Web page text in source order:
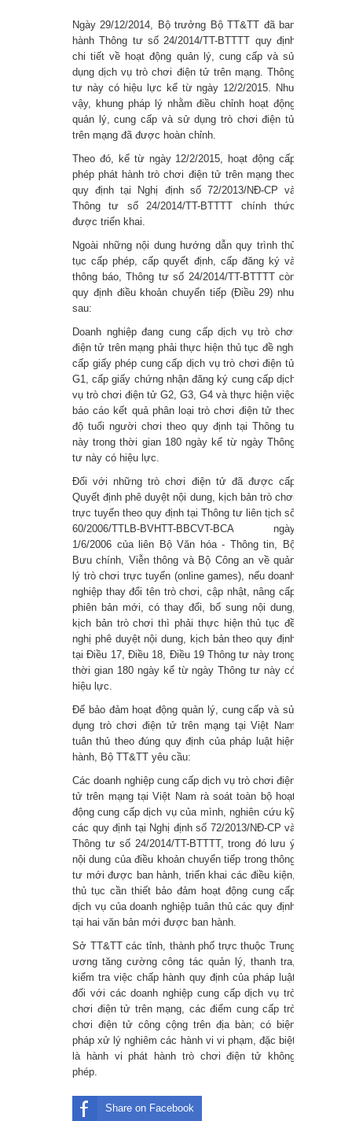
5 cách sửa lỗi màn hình máy tính
Windows không tắt sau thời gian đã
đặt
authentication error has occurred
khi dùng Remote Desktop
Vì sao phải lấy laptop ra khỏi túi khi
soi chiếu an ninh?
quốc gia tổ chức Đại hội: Chung tay
làm sạch môi trường mạng
AI ‘vượt mặt’ con người trong cuộc
đua lái máy bay tốc độ cao
Poe: Dùng thử Chatbot AI của Quora
Ransomware BlackCat là gì? Cách
ngăn chặn ra sao?
Ngày 29/12/2014, Bộ trưởng Bộ TT&TT đã ban
hành Thông tư số 24/2014/TT-BTTTT quy định
chi tiết về hoạt động quản lý, cung cấp và sử
dụng dịch vụ trò chơi điện tử trên mạng. Thông
tư này có hiệu lực kể từ ngày 12/2/2015. Như
vậy, khung pháp lý nhằm điều chỉnh hoạt động
quản lý, cung cấp và sử dụng trò chơi điện tử
trên mạng đã được hoàn chỉnh.
Theo đó, kể từ ngày 12/2/2015, hoạt động cấp
phép phát hành trò chơi điện tử trên mạng theo
quy định tại Nghị định số 72/2013/NĐ-CP và
Thông tư số 24/2014/TT-BTTTT chính thức
được triển khai.
Ngoài những nội dung hướng dẫn quy trình thủ
tục cấp phép, cấp quyết định, cấp đăng ký và
thông báo, Thông tư số 24/2014/TT-BTTTT còn
quy định điều khoản chuyển tiếp (Điều 29) như
sau:
Doanh nghiệp đang cung cấp dịch vụ trò chơi
điện tử trên mạng phải thực hiện thủ tục đề nghị
cấp giấy phép cung cấp dịch vụ trò chơi điện tử
G1, cấp giấy chứng nhận đăng ký cung cấp dịch
vụ trò chơi điện tử G2, G3, G4 và thực hiện việc
báo cáo kết quả phân loại trò chơi điện tử theo
độ tuổi người chơi theo quy định tại Thông tư
này trong thời gian 180 ngày kể từ ngày Thông
tư này có hiệu lực.
Đối với những trò chơi điện tử đã được cấp
Quyết định phê duyệt nội dung, kịch bản trò chơi
trực tuyến theo quy định tại Thông tư liên tịch số
60/2006/TTLB-BVHTT-BBCVT-BCA ngày
1/6/2006 của liên Bộ Văn hóa - Thông tin, Bộ
Bưu chính, Viễn thông và Bộ Công an về quản
lý trò chơi trực tuyến (online games), nếu doanh
nghiệp thay đổi tên trò chơi, cập nhật, nâng cấp
phiên bản mới, có thay đổi, bổ sung nội dung,
kịch bản trò chơi thì phải thực hiện thủ tục đề
nghị phê duyệt nội dung, kịch bản theo quy định
tại Điều 17, Điều 18, Điều 19 Thông tư này trong
thời gian 180 ngày kể từ ngày Thông tư này có
hiệu lực.
Để bảo đảm hoạt động quản lý, cung cấp và sử
dụng trò chơi điện tử trên mạng tại Việt Nam
tuân thủ theo đúng quy định của pháp luật hiện
hành, Bộ TT&TT yêu cầu:
Các doanh nghiệp cung cấp dịch vụ trò chơi điện
tử trên mạng tại Việt Nam rà soát toàn bộ hoạt
động cung cấp dịch vụ của mình, nghiên cứu kỹ
các quy định tại Nghị định số 72/2013/NĐ-CP và
Thông tư số 24/2014/TT-BTTTT, trong đó lưu ý
nội dung của điều khoản chuyển tiếp trong thông
tư mới được ban hành, triển khai các điều kiện,
thủ tục cần thiết bảo đảm hoạt động cung cấp
dịch vụ của doanh nghiệp tuân thủ các quy định
tại hai văn bản mới được ban hành.
Sở TT&TT các tỉnh, thành phố trực thuộc Trung
ương tăng cường công tác quản lý, thanh tra,
kiểm tra việc chấp hành quy định của pháp luật
đối với các doanh nghiệp cung cấp dịch vụ trò
chơi điện tử trên mạng, các điểm cung cấp trò
chơi điện tử công cộng trên địa bàn; có biện
pháp xử lý nghiêm các hành vi vi phạm, đặc biệt
là hành vi phát hành trò chơi điện tử không
phép.
Share on Facebook